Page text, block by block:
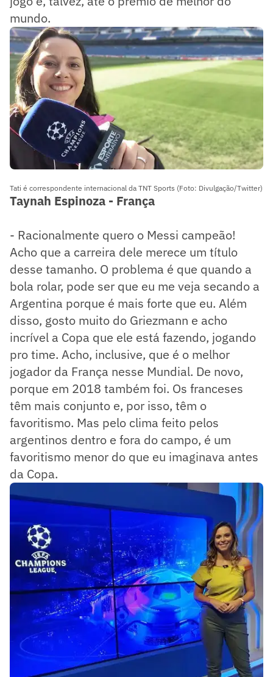
mundo.
Tati é correspondente internacional da TNT Sports (Foto: Divulgação/Twitter)
Taynah Espinoza - França
- Racionalmente quero o Messi campeão!
Acho que a carreira dele merece um título
desse tamanho. O problema é que quando a
bola rolar, pode ser que eu me veja secando a
Argentina porque é mais forte que eu. Além
disso, gosto muito do Griezmann e acho
incrível a Copa que ele está fazendo, jogando
pro time. Acho, inclusive, que é o melhor
jogador da França nesse Mundial. De novo,
porque em 2018 também foi. Os franceses
têm mais conjunto e, por isso, têm o
favoritismo. Mas pelo clima feito pelos
argentinos dentro e fora do campo, é um
favoritismo menor do que eu imaginava antes
da Copa.